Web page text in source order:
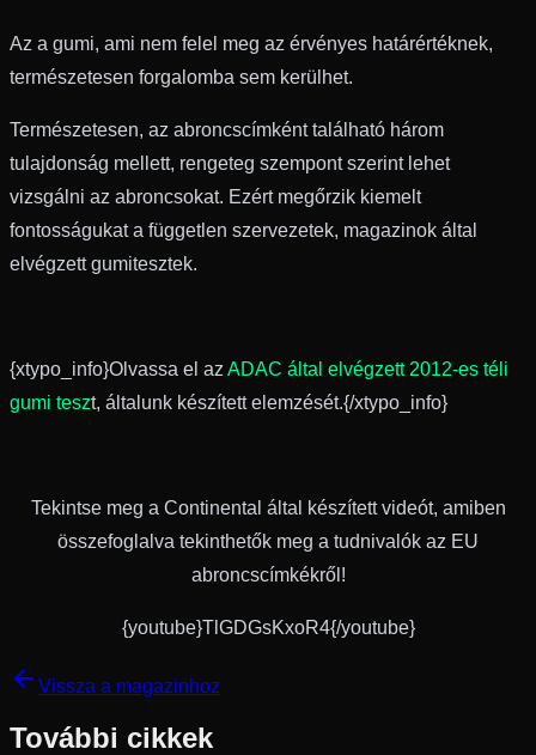
Az a gumi, ami nem felel meg az érvényes határértéknek,
természetesen forgalomba sem kerülhet.
Természetesen, az abroncscímként található három
tulajdonság mellett, rengeteg szempont szerint lehet
vizsgálni az abroncsokat. Ezért megőrzik kiemelt
fontosságukat a független szervezetek, magazinok által
elvégzett gumitesztek.
{xtypo_info}Olvassa el az ADAC által elvégzett 2012-es téli
gumi teszt, általunk készített elemzését.{/xtypo_info}
Tekintse meg a Continental által készített videót, amiben
összefoglalva tekinthetők meg a tudnivalók az EU
abroncscímkékről!
{youtube}TlGDGsKxoR4{/youtube}
Vissza a magazinhoz
További cikkek